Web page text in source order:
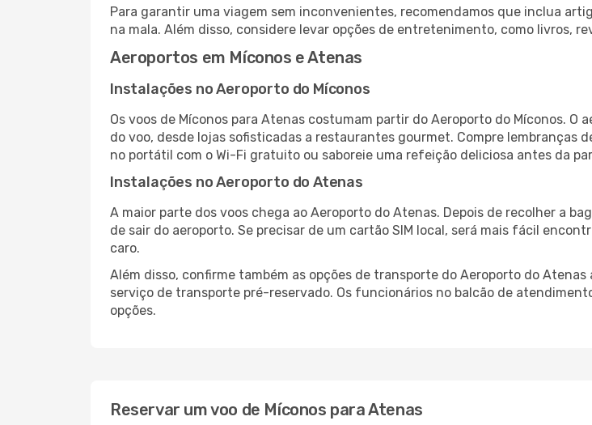
Para garantir uma viagem sem inconvenientes, recomendamos que inclua
na mala. Além disso, considere levar opções de entretenimento, como livros,
Aeroportos em Míconos e Atenas
Instalações no Aeroporto do Míconos
Os voos de Míconos para Atenas costumam partir do Aeroporto do Míconos.
do voo, desde lojas sofisticadas a restaurantes gourmet. Compre lembranças
no portátil com o Wi-Fi gratuito ou saboreie uma refeição deliciosa antes da
Instalações no Aeroporto do Atenas
A maior parte dos voos chega ao Aeroporto do Atenas. Depois de recolher a
de sair do aeroporto. Se precisar de um cartão SIM local, será mais fácil
caro.
Além disso, confirme também as opções de transporte do Aeroporto do
serviço de transporte pré-reservado. Os funcionários no balcão de
opções.
Reservar um voo de Míconos para Atenas